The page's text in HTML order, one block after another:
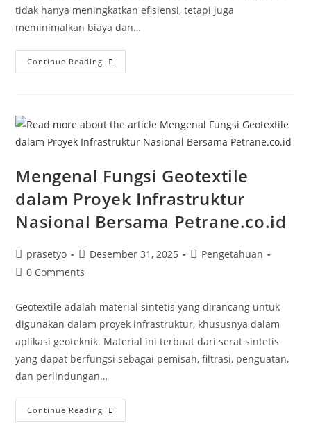
tidak hanya meningkatkan efisiensi, tetapi juga
meminimalkan biaya dan…
Continue Reading Fakta
Menarik
Digunakan
Di
Proyek
Infrastruktur
Mengenal Fungsi Geotextile
dalam Proyek Infrastruktur
Nasional Bersama Petrane.co.id
Post
author:
prasetyo
Post
published:
Desember 31, 2025
PostPengetahuan
Post0 Comments
Geotextile adalah material sintetis yang dirancang untuk
digunakan dalam proyek infrastruktur, khususnya dalam
aplikasi geoteknik. Material ini terbuat dari serat sintetis
yang dapat berfungsi sebagai pemisah, filtrasi, penguatan,
dan perlindungan…
Continue Reading Mengenal
Fungsi